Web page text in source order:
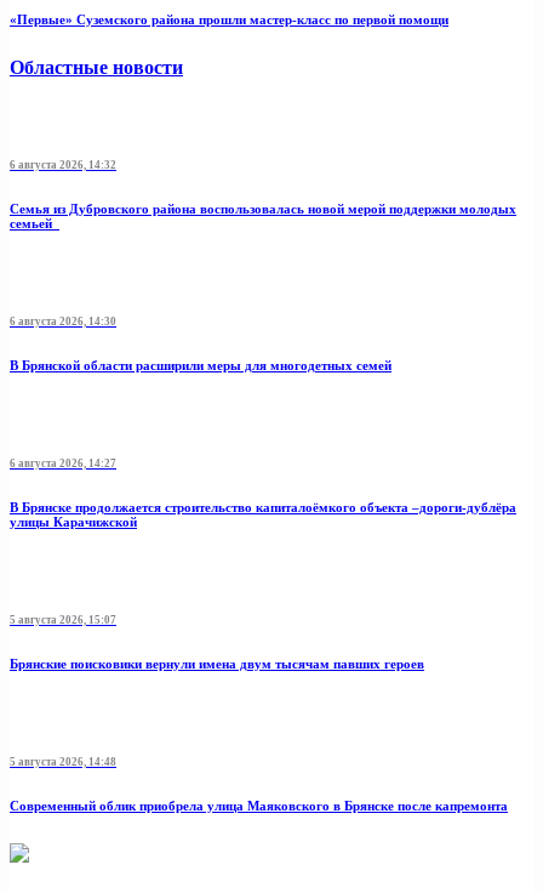
«Первые» Суземского района прошли мастер-класс по первой помощи
Областные новости
6 августа 2026, 14:32
Семья из Дубровского района воспользовалась новой мерой поддержки молодых
семьей
6 августа 2026, 14:30
В Брянской области расширили меры для многодетных семей
6 августа 2026, 14:27
В Брянске продолжается строительство капиталоёмкого объекта –дороги-дублёра
улицы Карачижской
5 августа 2026, 15:07
Брянские поисковики вернули имена двум тысячам павших героев
5 августа 2026, 14:48
Современный облик приобрела улица Маяковского в Брянске после капремонта